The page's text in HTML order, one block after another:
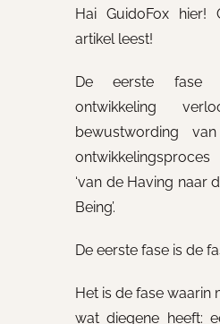
Hai GuidoFox
artikel leest!
De eerste fase
ontwikkeling
bewustwording
‘van de Having naar
Being’.
De eerste fase is de
Het is de fase waarin
wat diegene heeft: